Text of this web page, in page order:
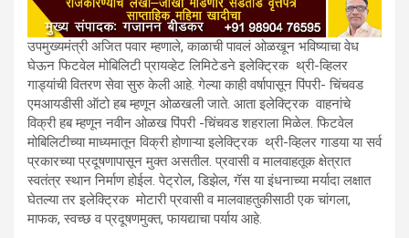
उपमुख्यमंत्री अजित पवार म्हणाले, काळाची पावलं ओळखून भविष्याचा वेध
घेऊन फिटवेल मोबिलिटी प्रायव्हेट लिमिटेडने इलेक्ट्रिक थ्री-व्हिलर
गाड्यांची वितरण सेवा सुरु केली आहे. गेल्या काही वर्षापासून पिंपरी- चिंचवड
एमआयडीसी ऑटो हब म्हणून ओळखली जाते. आता इलेक्ट्रिक वाहनांचे
विक्री हब म्हणून नवीन ओळख पिंपरी -चिंचवड शहराला मिळेल. फिटवेल
मोबिलिटीच्या माध्यमातून विक्री होणाऱ्या इलेक्ट्रिक थ्री-व्हिलर गाडया या सर्व
प्रकारच्या प्रदूषणापासून मुक्त असतील. प्रवासी व मालवाहतूक क्षेत्रात
स्वतंत्र स्थान निर्माण होईल. पेट्रोल, ‍डिझेल, गॅस या इंधनाच्या मर्यादा लक्षात
घेतल्या तर इलेक्ट्रिक मोटारी प्रवासी व मालवाहतुकीसाठी एक चांगला,
माफक, स्वच्छ व प्रदूषणमुक्त, फायद्याचा पर्याय आहे.